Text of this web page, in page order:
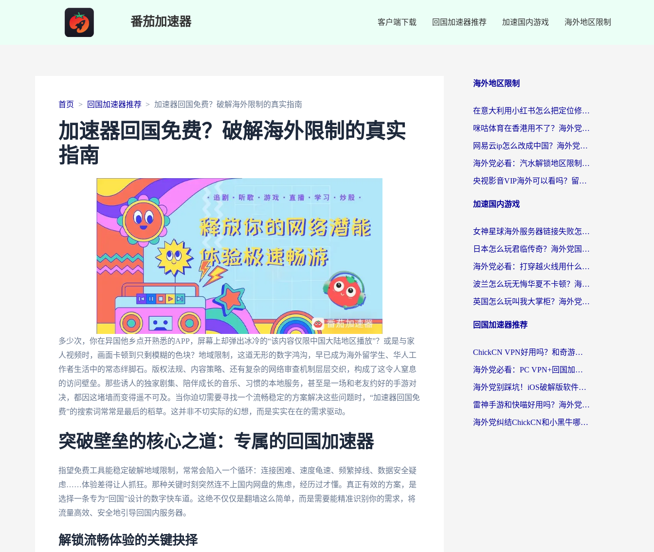
番茄加速器 客户端下载 回国加速器推荐 加速国内游戏 海外地区限制
首页 回国加速器推荐 加速器回国免费？破解海外限制的真实指南
加速器回国免费？破解海外限制的真实
指南
多少次，你在异国他乡点开熟悉的APP，屏幕上却弹出冰冷的“该内容仅限中国大陆地区播放”？或是与家
人视频时，画面卡顿到只剩模糊的色块？地域限制，这道无形的数字鸿沟，早已成为海外留学生、华人工
作者生活中的常态绊脚石。版权法规、内容策略、还有复杂的网络审查机制层层交织，构成了这令人窒息
的访问壁垒。那些诱人的独家剧集、陪伴成长的音乐、习惯的本地服务，甚至是一场和老友约好的手游对
决，都因这堵墙而变得遥不可及。当你迫切需要寻找一个流畅稳定的方案解决这些问题时，“加速器回国免
费”的搜索词常常是最后的稻草。这并非不切实际的幻想，而是实实在在的需求驱动。
突破壁垒的核心之道：专属的回国加速器
指望免费工具能稳定破解地域限制，常常会陷入一个循环：连接困难、速度龟速、频繁掉线、数据安全疑
虑……体验差得让人抓狂。那种关键时刻突然连不上国内网盘的焦虑，经历过才懂。真正有效的方案，是
选择一条专为“回国”设计的数字快车道。这绝不仅仅是翻墙这么简单，而是需要能精准识别你的需求，将
流量高效、安全地引导回国内服务器。
解锁流畅体验的关键抉择
海外地区限制
在意大利用小红书怎么把定位修改到中国国内？3个实用技巧+1个靠谱工具帮你搞定
咪咕体育在香港用不了？海外党必看的回国加速器选择指南（附3个真实场景解决方案）
网易云ip怎么改成中国？海外党听音乐听书的无痛解决方案
海外党必看：汽水解锁地区限制怎么解除？3招解决国内影音&生活服务难题
央视影音VIP海外可以看吗？留学生亲测有效的回国加速器选择指南
加速国内游戏
女神星球海外服务器链接失败怎么解决？海外党国服游戏加速避坑指南
日本怎么玩君临传奇？海外党国服游戏加速避坑指南（附菲律宾欧洲玩家实测）
海外党必看：打穿越火线用什么加速器？解决延迟卡顿，还能玩奇妙拼图世界和第五人格
波兰怎么玩无悔华夏不卡顿？海外国服游戏加速器终极指南（附征途2萤火突击解决方案）
英国怎么玩叫我大掌柜？海外党国服游戏加速避坑指南（附实测推荐）
回国加速器推荐
ChickCN VPN好用吗？和奇游手游VPN对比哪个回国效果更好？海外党亲测实用指南
海外党必看：PC VPN+回国加速器怎么选？无缝访问国内资源全攻略
海外党别踩坑！iOS破解版软件不可靠？教你选对回国加速器无缝看国内资源
雷神手游和快喵好用吗？海外党亲测5款回国加速器，附斧牛Bling对比+微信视频号解决办法
海外党纠结ChickCN和小黑牛哪个好？一篇帮你选对回国加速器的实用指南